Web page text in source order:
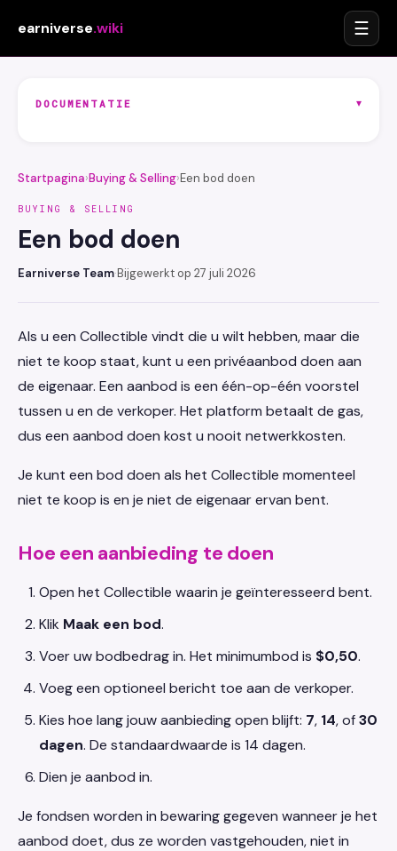
earniverse.wiki ☰
DOCUMENTATIE ▾
Startpagina›Buying & Selling›Een bod doen
BUYING & SELLING
Een bod doen
Earniverse Team·Bijgewerkt op 27 juli 2026
Als u een Collectible vindt die u wilt hebben, maar die
niet te koop staat, kunt u een privéaanbod doen aan
de eigenaar. Een aanbod is een één-op-één voorstel
tussen u en de verkoper. Het platform betaalt de gas,
dus een aanbod doen kost u nooit netwerkkosten.
Je kunt een bod doen als het Collectible momenteel
niet te koop is en je niet de eigenaar ervan bent.
Hoe een aanbieding te doen
Open het Collectible waarin je geïnteresseerd bent.
Klik Maak een bod.
Voer uw bodbedrag in. Het minimumbod is $0,50.
Voeg een optioneel bericht toe aan de verkoper.
Kies hoe lang jouw aanbieding open blijft: 7, 14, of30
dagen. De standaardwaarde is 14 dagen.
Dien je aanbod in.
Je fondsen worden in bewaring gegeven wanneer je het
aanbod doet, dus ze worden vastgehouden, niet in